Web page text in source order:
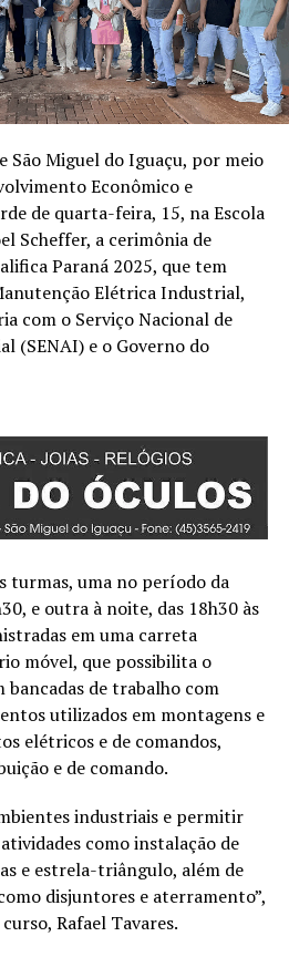
São Miguel do Iguaçu, por meio
Econômico e
de quarta-feira, 15, na Escola
Scheffer, a cerimônia de
Paraná 2025, que tem
Elétrica Industrial,
com o Serviço Nacional de
(SENAI) e o Governo do
turmas, uma no período da
e outra à noite, das 18h30 às
em uma carreta
móvel, que possibilita o
de trabalho com
utilizados em montagens e
elétricos e de comandos,
e de comando.
industriais e permitir
como instalação de
e estrela-triângulo, além de
disjuntores e aterramento”,
Rafael Tavares.